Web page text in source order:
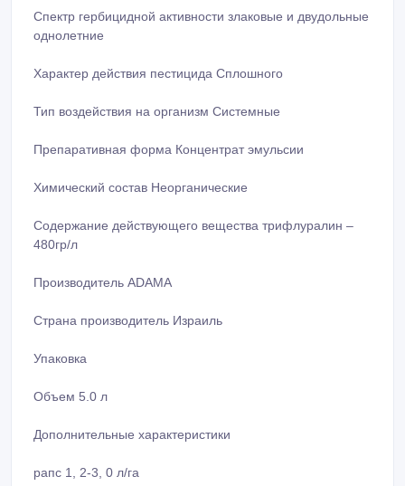
Спектр гербицидной активности злаковые и двудольные
однолетние
Характер действия пестицида Сплошного
Тип воздействия на организм Системные
Препаративная форма Концентрат эмульсии
Химический состав Неорганические
Содержание действующего вещества трифлуралин –
480гр/л
Производитель ADAMA
Страна производитель Израиль
Упаковка
Объем 5.0 л
Дополнительные характеристики
рапс 1, 2-3, 0 л/га